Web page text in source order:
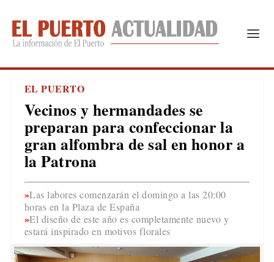
EL PUERTO
Vecinos y hermandades se
preparan para confeccionar la
gran alfombra de sal en honor a
la Patrona
Las labores comenzarán el domingo a las 20:00
horas en la Plaza de España
El diseño de este año es completamente nuevo y
estará inspirado en motivos florales